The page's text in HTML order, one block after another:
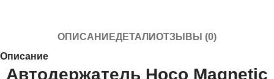
ОПИСАНИЕДЕТАЛИОТЗЫВЫ (0)
Описание
Автодержатель Hoco Magnetic